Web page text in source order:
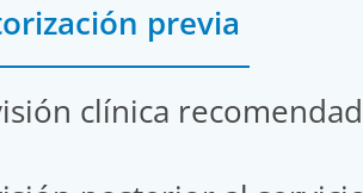
previa
clínica